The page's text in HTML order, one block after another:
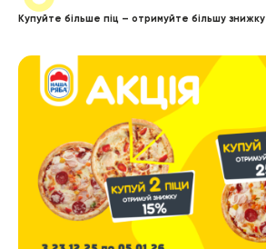
Купуйте більше піц – отримуйте більшу знижку